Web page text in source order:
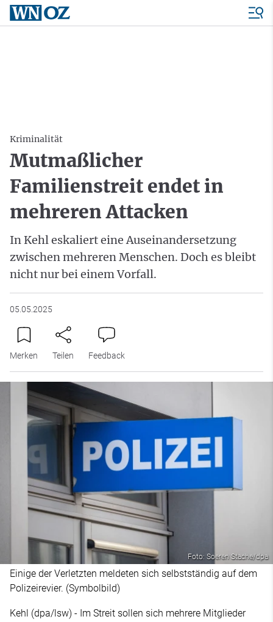
Kriminalität
Mutmaßlicher
Familienstreit endet in
mehreren Attacken
In Kehl eskaliert eine Auseinandersetzung
zwischen mehreren Menschen. Doch es bleibt
nicht nur bei einem Vorfall.
05.05.2025
Merken Teilen Feedback
Foto: Soeren Stache/dpa
Einige der Verletzten meldeten sich selbstständig auf dem
Polizeirevier. (Symbolbild)
Kehl (dpa/lsw) - Im Streit sollen sich mehrere Mitglieder